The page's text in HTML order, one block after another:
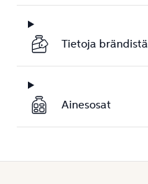
Tietoja brändistä
Ainesosat